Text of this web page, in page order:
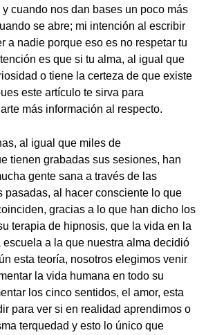
cuando nos dan bases un poco más
se abre; mi intención al escribir
a nadie porque eso es no respetar tu
es que si tu alma, al igual que
o tiene la certeza de que existe
este artículo te sirva para
más información al respecto.
al igual que miles de
tienen grabadas sus sesiones, han
gente sana a través de las
pasadas, al hacer consciente lo que
gracias a lo que han dicho los
terapia de hipnosis, que la vida en la
escuela a la que nuestra alma decidió
esta teoría, nosotros elegimos venir
la vida humana en todo su
los cinco sentidos, el amor, esta
para ver si en realidad aprendimos o
terquedad y esto lo único que